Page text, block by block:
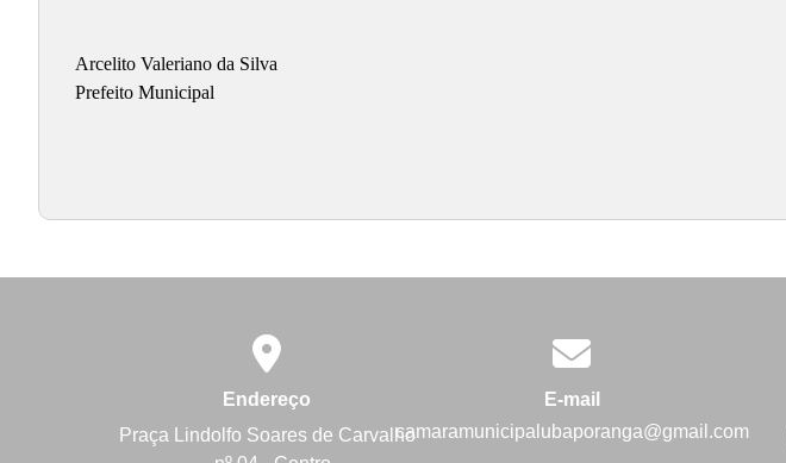
Arcelito Valeriano da Silva
Prefeito Municipal
Endereço
Praça Lindolfo Soares de Carvalho
E-mail
camaramunicipalubaporanga@gmail.com